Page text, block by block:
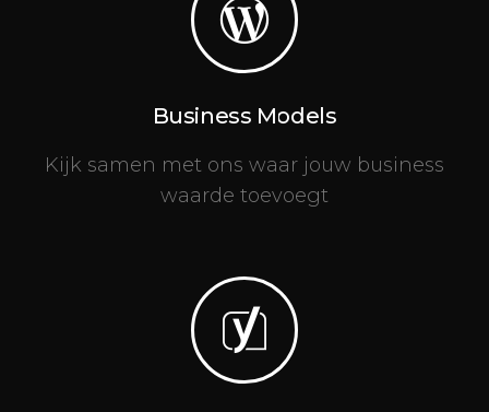
Business Models
Kijk samen met ons waar jouw business
waarde toevoegt